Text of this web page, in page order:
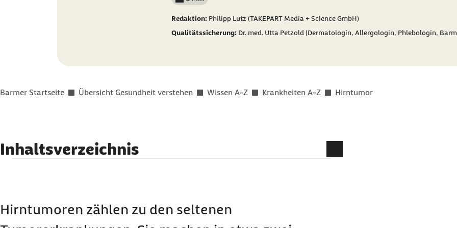
Lesedauer weniger als
Redaktion: Philipp Lutz (TAKEPART Media + Science GmbH)
Qualitätssicherung: Dr. med. Utta Petzold (Dermatologin, Allergologin, Phlebologin,
Sie befinden sich hier:
Barmer Startseite Übersicht Gesundheit verstehen Wissen A-Z Krankheiten A-Z Hirntumor
Inhaltsverzeichnis
Diagnose und Therapie
Hirntumoren zählen zu den seltenen